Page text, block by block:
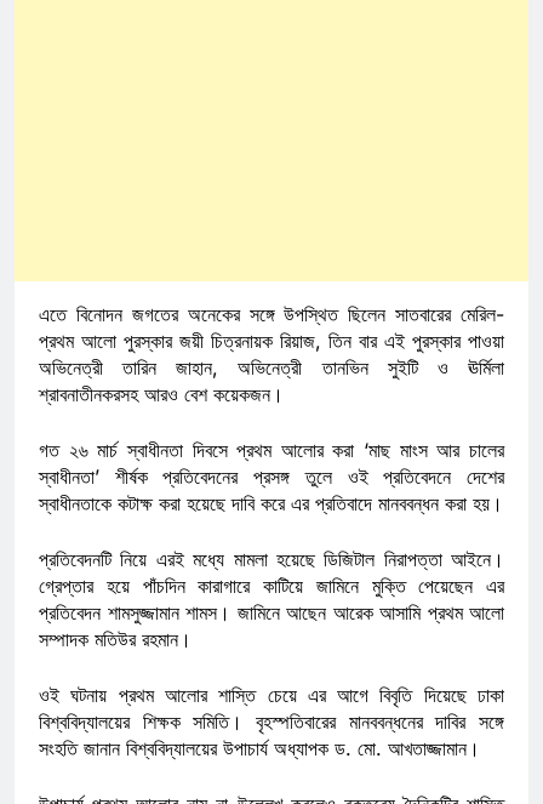
এতে বিনোদন জগতের অনেকের সঙ্গে উপস্থিত ছিলেন সাতবারের মেরিল-
প্রথম আলো পুরস্কার জয়ী চিত্রনায়ক রিয়াজ, তিন বার এই পুরস্কার পাওয়া
অভিনেত্রী তারিন জাহান, অভিনেত্রী তানভিন সুইটি ও ঊর্মিলা
শ্রাবনাতীনকরসহ আরও বেশ কয়েকজন।
গত ২৬ মার্চ স্বাধীনতা দিবসে প্রথম আলোর করা ‘মাছ মাংস আর চালের
স্বাধীনতা’ শীর্ষক প্রতিবেদনের প্রসঙ্গ তুলে ওই প্রতিবেদনে দেশের
স্বাধীনতাকে কটাক্ষ করা হয়েছে দাবি করে এর প্রতিবাদে মানববন্ধন করা হয়।
প্রতিবেদনটি নিয়ে এরই মধ্যে মামলা হয়েছে ডিজিটাল নিরাপত্তা আইনে।
গ্রেপ্তার হয়ে পাঁচদিন কারাগারে কাটিয়ে জামিনে মুক্তি পেয়েছেন এর
প্রতিবেদন শামসুজ্জামান শামস। জামিনে আছেন আরেক আসামি প্রথম আলো
সম্পাদক মতিউর রহমান।
ওই ঘটনায় প্রথম আলোর শাস্তি চেয়ে এর আগে বিবৃতি দিয়েছে ঢাকা
বিশ্ববিদ্যালয়ের শিক্ষক সমিতি। বৃহস্পতিবারের মানববন্ধনের দাবির সঙ্গে
সংহতি জানান বিশ্ববিদ্যালয়ের উপাচার্য অধ্যাপক ড. মো. আখতাজ্জামান।